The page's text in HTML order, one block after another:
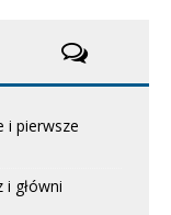
i pierwsze
główni